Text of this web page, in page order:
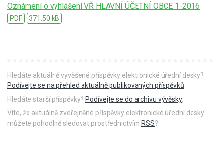
Oznámení o vyhlášení VŘ HLAVNÍ ÚČETNÍ OBCE 1-2016
PDF 371.50 kB
Hledáte aktuálně vyvěšené příspěvky elektronické úřední desky?
Podívejte se na přehled aktuálně publikovaných příspěvků
Hledáte starší příspěvky? Podívejte se do archivu vývěsky.
Víte, že aktuálně zveřejněné příspěvky elektronické úřední desky
můžete pohodlně sledovat prostřednictvím RSS?